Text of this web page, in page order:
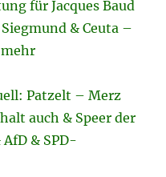
für Jacques Baud
& Ceuta –
Patzelt – Merz
auch & Speer der
& SPD-